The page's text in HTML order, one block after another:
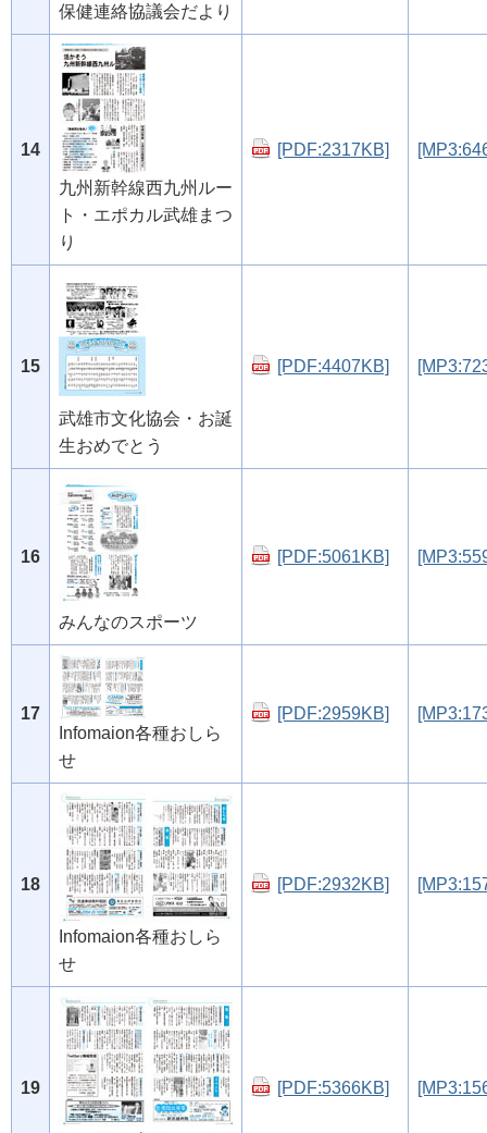
保健連絡協議会だより
14
九州新幹線西九州ルー
ト・エポカル武雄まつ
り
[PDF:2317KB]
15
武雄市文化協会・お誕
生おめでとう
[PDF:4407KB]
16
みんなのスポーツ
[PDF:5061KB]
17
Infomaion各種おしら
せ
[PDF:2959KB]
18
Infomaion各種おしら
せ
[PDF:2932KB]
19 [PDF:5366KB]